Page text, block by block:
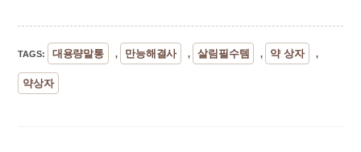
TAGS: 대용량말통 , 만능해결사 , 살림필수템 , 약 상자 ,
약상자